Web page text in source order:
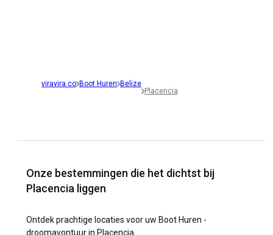
viravira.co Boot Huren Belize
Placencia
Onze bestemmingen die het dichtst bij
Placencia liggen
Ontdek prachtige locaties voor uw Boot Huren -
droomavontuur in Placencia.